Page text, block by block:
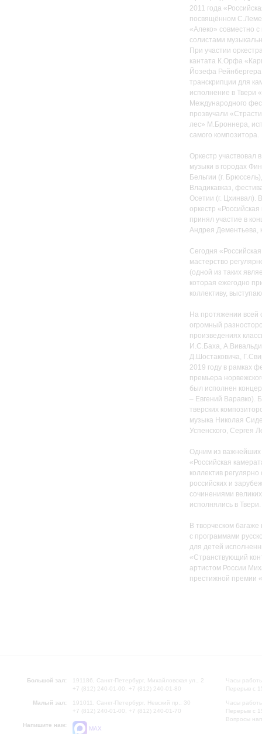
2011 года
посвящённом
«Алеко» совместно
солистами
При участии
кантата К.Орфа
Йозефа
транскрипции для
исполнение в Твери
Международного
прозвучали
лес» М.Броннера,
самого композитора.
Оркестр участвовал
музыки в городах
Бельгии (г.
Владикавказ,
Осетии (г. Цхинвал).
оркестр
принял участие в
Андрея Дементьева,
Сегодня
мастерство
(одной из таких
которая ежегодно
коллективу,
На протяжении всей
огромный
произведениях
И.С.Баха,
Д.Шостаковича,
2019 году в рамках
премьера
был исполнен
– Евгений Варавко).
тверских
музыка Николая
Успенского, Сергея
Одним из важнейших
«Российская
коллектив
российских и
сочинениями
исполнялись в Твери.
В творческом багаже
с программами
для детей
«Странствующий
артистом России
престижной премии
Большой зал:
191186, Санкт-Петербург, Михайловская ул., 2
+7 (812) 240-01-00, +7 (812) 240-01-80
Малый зал:
191011, Санкт-Петербург, Невский пр., 30
+7 (812) 240-01-00, +7 (812) 240-01-70
Напишите нам:
MAX
Часы
Перерыв с
Часы
Перерыв с
Вопросы